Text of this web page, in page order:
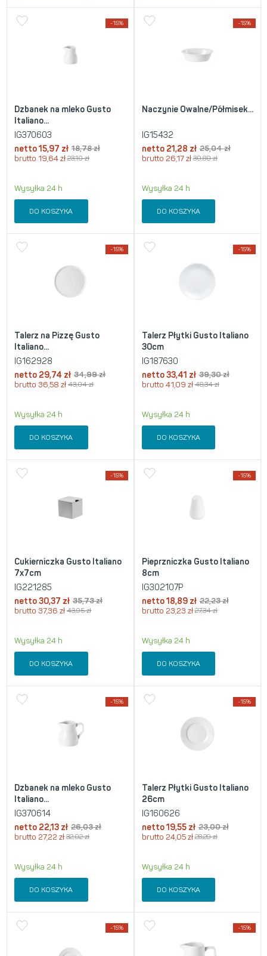
-15%
Dzbanek na mleko Gusto
Italiano...
IG370603
netto15,97 zł 18,78zł
brutto 19,64 zł 23,10zł
Wysyłka 24 h
DO KOSZYKA
-15%
Naczynie Owalne/Półmisek...
IG15432
netto 21,28 zł 25,04zł
brutto 26,17 zł 30,80zł
Wysyłka 24 h
DO KOSZYKA
-15%
Talerz na Pizzę Gusto
Italiano...
IG162928
netto 29,74 zł 34,99zł
brutto 36,58 zł 43,04zł
Wysyłka 24 h
DO KOSZYKA
-15%
Talerz Płytki Gusto Italiano
30cm
IG187630
netto 33,41 zł 39,30zł
brutto 41,09 zł 48,34zł
Wysyłka 24 h
DO KOSZYKA
-15%
Cukierniczka Gusto Italiano
7x7cm
IG221285
netto30,37 zł 35,73zł
brutto 37,36 zł 43,95zł
Wysyłka 24 h
DO KOSZYKA
-15%
Pieprzniczka Gusto Italiano
8cm
IG302107P
netto 18,89 zł 22,23zł
brutto 23,23 zł 27,34zł
Wysyłka 24 h
DO KOSZYKA
-15%
Dzbanek na mleko Gusto
Italiano...
IG370614
netto 22,13 zł 26,03zł
brutto 27,22 zł 32,02zł
Wysyłka 24 h
DO KOSZYKA
-15%
Talerz Płytki Gusto Italiano
26cm
IG160626
netto 19,55 zł 23,00zł
brutto 24,05 zł 28,29zł
Wysyłka 24 h
DO KOSZYKA
-15% -15%